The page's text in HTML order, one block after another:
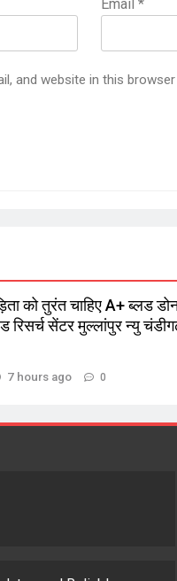
Email*
and website in this
को तुरंत चाहिए A+ ब्लड
रिसर्च सेंटर मुल्लांपुर न्यु
7 hours ago 0